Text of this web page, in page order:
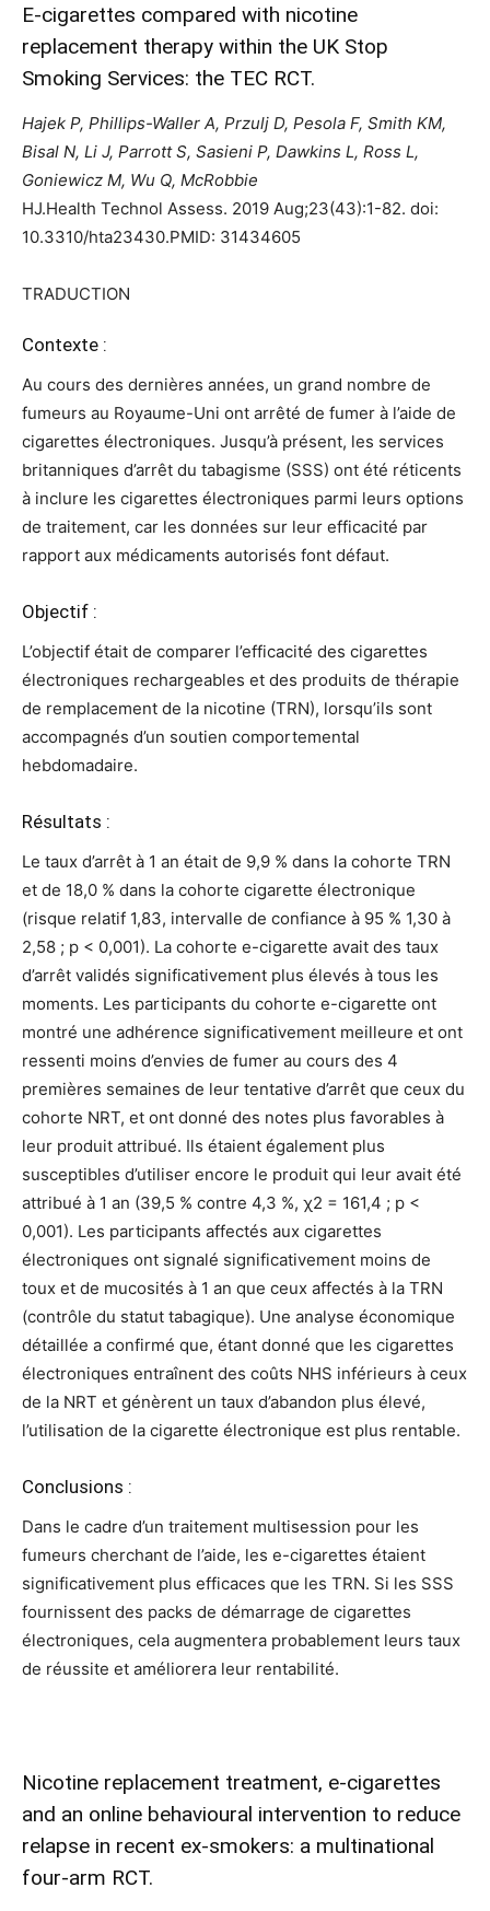
E-cigarettes compared with nicotine
replacement therapy within the UK Stop
Smoking Services: the TEC RCT.
Hajek P, Phillips-Waller A, Przulj D, Pesola F, Smith KM,
Bisal N, Li J, Parrott S, Sasieni P, Dawkins L, Ross L,
Goniewicz M, Wu Q, McRobbie
HJ.Health Technol Assess. 2019 Aug;23(43):1-82. doi:
10.3310/hta23430.PMID: 31434605
TRADUCTION
Contexte :
Au cours des dernières années, un grand nombre de
fumeurs au Royaume-Uni ont arrêté de fumer à l’aide de
cigarettes électroniques. Jusqu’à présent, les services
britanniques d’arrêt du tabagisme (SSS) ont été réticents
à inclure les cigarettes électroniques parmi leurs options
de traitement, car les données sur leur efficacité par
rapport aux médicaments autorisés font défaut.
Objectif :
L’objectif était de comparer l’efficacité des cigarettes
électroniques rechargeables et des produits de thérapie
de remplacement de la nicotine (TRN), lorsqu’ils sont
accompagnés d’un soutien comportemental
hebdomadaire.
Résultats :
Le taux d’arrêt à 1 an était de 9,9 % dans la cohorte TRN
et de 18,0 % dans la cohorte cigarette électronique
(risque relatif 1,83, intervalle de confiance à 95 % 1,30 à
2,58 ; p < 0,001). La cohorte e-cigarette avait des taux
d’arrêt validés significativement plus élevés à tous les
moments. Les participants du cohorte e-cigarette ont
montré une adhérence significativement meilleure et ont
ressenti moins d’envies de fumer au cours des 4
premières semaines de leur tentative d’arrêt que ceux du
cohorte NRT, et ont donné des notes plus favorables à
leur produit attribué. Ils étaient également plus
susceptibles d’utiliser encore le produit qui leur avait été
attribué à 1 an (39,5 % contre 4,3 %, χ2 = 161,4 ; p <
0,001). Les participants affectés aux cigarettes
électroniques ont signalé significativement moins de
toux et de mucosités à 1 an que ceux affectés à la TRN
(contrôle du statut tabagique). Une analyse économique
détaillée a confirmé que, étant donné que les cigarettes
électroniques entraînent des coûts NHS inférieurs à ceux
de la NRT et génèrent un taux d’abandon plus élevé,
l’utilisation de la cigarette électronique est plus rentable.
Conclusions :
Dans le cadre d’un traitement multisession pour les
fumeurs cherchant de l’aide, les e-cigarettes étaient
significativement plus efficaces que les TRN. Si les SSS
fournissent des packs de démarrage de cigarettes
électroniques, cela augmentera probablement leurs taux
de réussite et améliorera leur rentabilité.
Nicotine replacement treatment, e-cigarettes
and an online behavioural intervention to reduce
relapse in recent ex-smokers: a multinational
four-arm RCT.